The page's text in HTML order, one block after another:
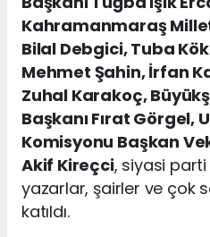
Kahramanmaraş
Bilal Debgici, Tuba
Mehmet Şahin, İrfan
Zuhal Karakoç,
Başkanı Fırat Görgel,
Komisyonu Başkan
Akif Kireçci, siyasi
yazarlar, şairler ve çok
katıldı.